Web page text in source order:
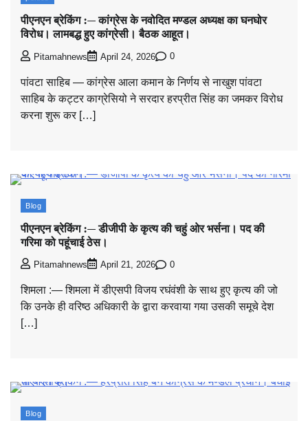
पीएनएन ब्रेकिंग :— कांग्रेस के नवोदित मण्डल अध्यक्ष का घनघोर
विरोध। लामबद्ध हुए कांग्रेसी। बैठक आहूत।
Pitamahnews April 24, 2026 0
पांवटा साहिब — कांग्रेस आला कमान के निर्णय से नाखुश पांवटा
साहिब के कट्टर काग्रेसियो ने सरदार हरप्रीत सिंह का जमकर विरोध
करना शुरू कर […]
Blog
पीएनएन ब्रेकिंग :— डीजीपी के कृत्य की चहुं ओर भर्सना। पद की
गरिमा को पहूंचाई ठेस।
Pitamahnews April 21, 2026 0
शिमला :— शिमला में डीएसपी विजय रघंवंशी के साथ हुए कृत्य की जो
कि उनके ही वरिष्ठ अधिकारी के द्वारा करवाया गया उसकी समूचे देश
[…]
Blog